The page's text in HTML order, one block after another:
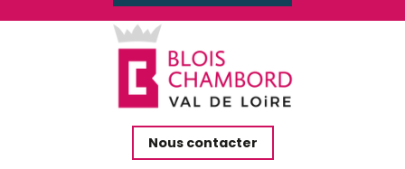
Nous contacter